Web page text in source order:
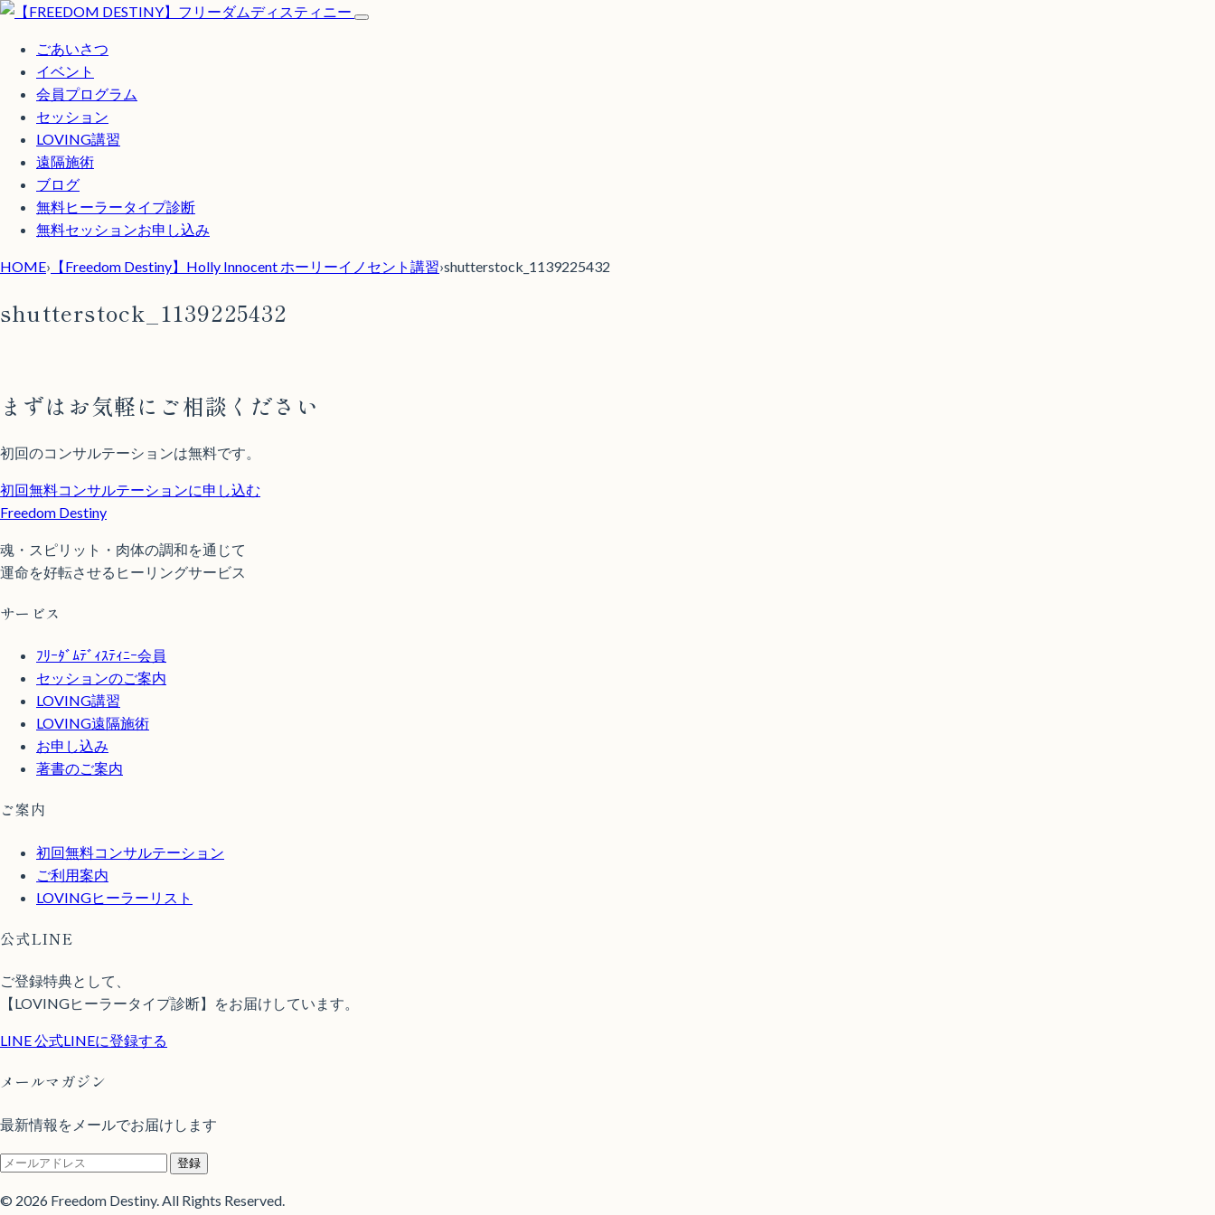
ごあいさつ
イベント
会員プログラム
セッション
LOVING講習
遠隔施術
ブログ
無料ヒーラータイプ診断
無料セッションお申し込み
HOME› 【Freedom Destiny】Holly Innocent ホーリーイノセント講習›shutterstock_1139225432
shutterstock_1139225432
まずはお気軽にご相談ください
初回のコンサルテーションは無料です。
初回無料コンサルテーションに申し込む
Freedom Destiny
魂・スピリット・肉体の調和を通じて
運命を好転させるヒーリングサービス
サービス
ﾌﾘｰﾀﾞﾑﾃﾞｨｽﾃｨﾆｰ会員
セッションのご案内
LOVING講習
LOVING遠隔施術
お申し込み
著書のご案内
ご案内
初回無料コンサルテーション
ご利用案内
LOVINGヒーラーリスト
公式LINE
ご登録特典として、
【LOVINGヒーラータイプ診断】をお届けしています。
LINE公式LINEに登録する
メールマガジン
最新情報をメールでお届けします
登録
© 2026 Freedom Destiny. All Rights Reserved.